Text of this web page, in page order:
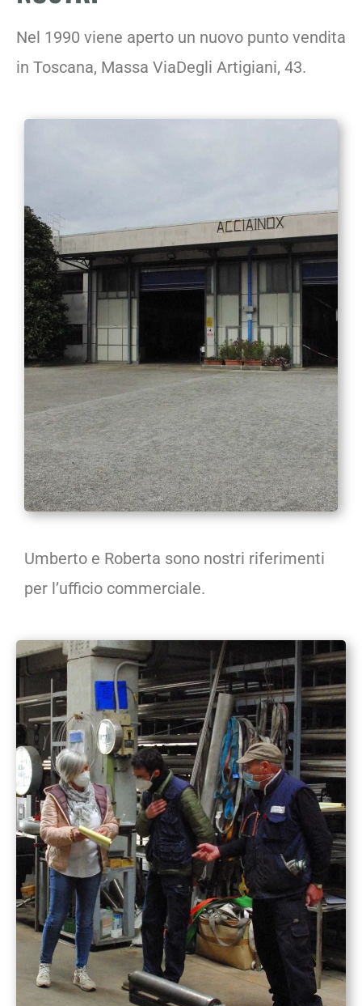
Nel 1990 viene aperto un nuovo punto vendita
in Toscana, Massa ViaDegli Artigiani, 43.
Umberto e Roberta sono nostri riferimenti
per l’ufficio commerciale.